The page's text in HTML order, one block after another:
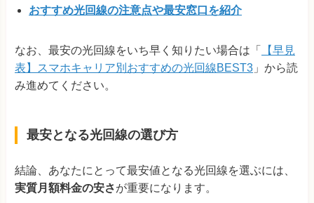
おすすめ光回線の注意点や最安窓口を紹介
なお、最安の光回線をいち早く知りたい場合は「
【早見
表】スマホキャリア別おすすめの光回線BEST3 」から読
み進めてください。
最安となる光回線の選び方
結論、あなたにとって最安値となる光回線を選ぶには、
実質月額料金の安さが重要になります。